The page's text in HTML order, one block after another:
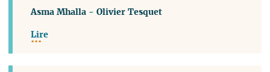
Asma Mhalla -Olivier Tesquet
Lire